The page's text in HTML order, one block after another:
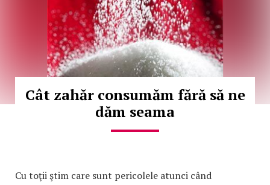
Cât zahăr consumăm fără să ne
dăm seama
Cu toţii ştim care sunt pericolele atunci când